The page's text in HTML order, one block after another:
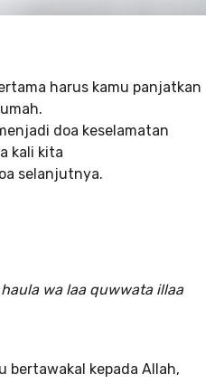
harus kamu panjatkan
doa keselamatan
kali kita
selanjutnya.
wa laa quwwata illaa
bertawakal kepada Allah,